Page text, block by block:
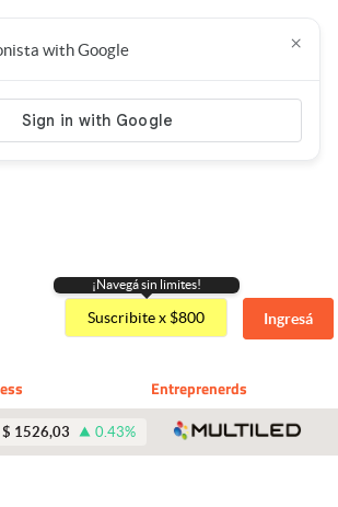
¡Navegá sin limites!
Suscribite x $800 Ingresá
Entreprenerds
$ 1526,03 0.43%
with Google ×